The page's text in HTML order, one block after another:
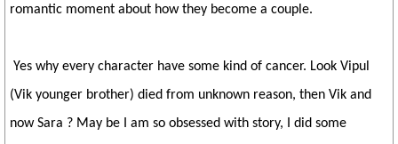
romantic moment about how they become a couple.
Yes why every character have some kind of cancer. Look Vipul
(Vik younger brother) died from unknown reason, then Vik and
now Sara ? May be I am so obsessed with story, I did some